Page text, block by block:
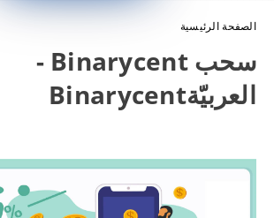
الصفحة الرئيسية
سحب Binarycent -
العربيّةBinarycent